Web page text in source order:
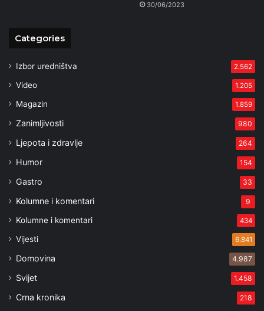
30/06/2023
Categories
Izbor uredništva 2.562
Video 1.205
Magazin 1.859
Zanimljivosti 980
Ljepota i zdravlje 264
Humor 154
Gastro 33
Kolumne i komentari 9
Kolumne i komentari 434
Vijesti 6.841
Domovina 4.987
Svijet 1.458
Crna kronika 218